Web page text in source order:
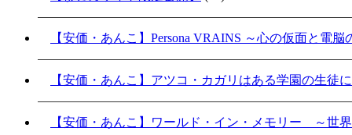
【安価・あんこ】Persona VRAINS ～心の仮面と電脳
【安価・あんこ】アツコ・カガリはある学園の生徒
【安価・あんこ】ワールド・イン・メモリー ～世